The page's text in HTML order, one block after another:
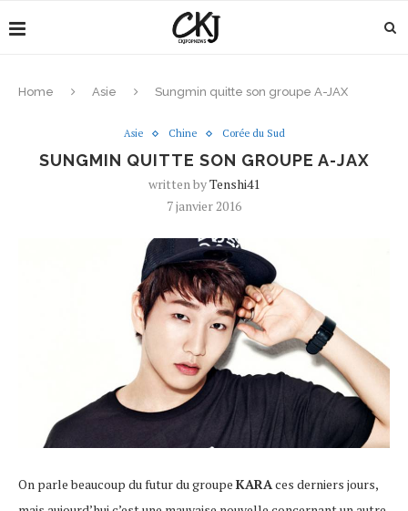
Home Asie Sungmin quitte son groupe A-JAX
Asie Chine Corée du Sud
SUNGMIN QUITTE SON GROUPE A-JAX
written byTenshi41
7 janvier 2016
On parle beaucoup du futur du groupe KARA ces derniers jours,